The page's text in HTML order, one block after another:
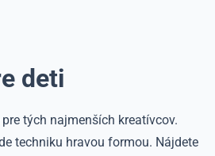
deti
tých najmenších kreatívcov.
techniku hravou formou. Nájdete